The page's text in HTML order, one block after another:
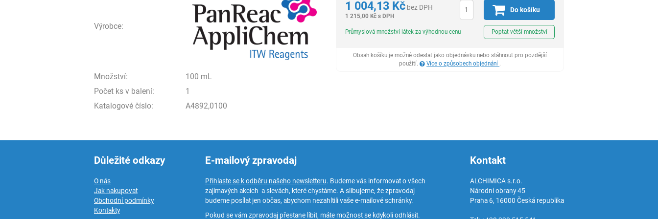
Výrobce:
Množství:
100 mL
Počet ks v balení:
1
Katalogové číslo:
A4892,0100
1 004,13 Kč bez DPH
1 215,00 Kč s DPH
Do košíku
Průmyslová množství látek za výhodnou cenu Poptat větší množství
Obsah košíku je možné odeslat jako objednávku nebo stáhnout pro pozdější
použití.
Více o způsobech objednání .
Důležité odkazy
O nás
Jak nakupovat
Obchodní podmínky
Kontakty
E-mailový zpravodaj
Přihlaste se k odběru našeho newsletteru. Budeme vás informovat o všech
zajímavých akcích a slevách, které chystáme. A slibujeme, že zpravodaj
budeme posílat jen občas, abychom nezahltili vaše e-mailové schránky.
Pokud se vám zpravodaj přestane líbit, máte možnost se kdykoli odhlásit.
Kontakt
ALCHIMICA s.r.o.
Národní obrany 45
Praha 6, 16000 Česká republika